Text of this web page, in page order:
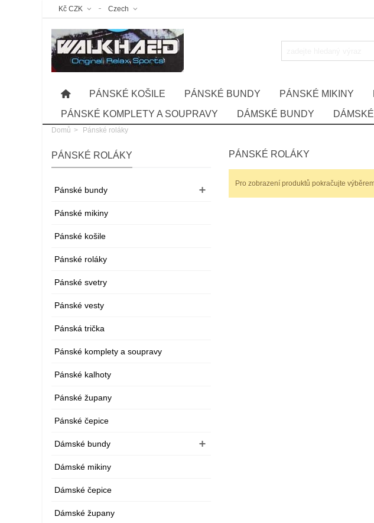
Kč CZK Czech
PÁNSKÉ KOŠILE PÁNSKÉ BUNDY PÁNSKÉ MIKINY
PÁNSKÉ KOMPLETY A SOUPRAVY
DÁMSKÉ BUNDY
Domů > Pánské roláky
PÁNSKÉ ROLÁKY
Pánské bundy
Pánské mikiny
Pánské košile
Pánské roláky
Pánské svetry
Pánské vesty
Pánská trička
Pánské komplety a soupravy
Pánské kalhoty
Pánské župany
Pánské čepice
Dámské bundy
Dámské mikiny
Dámské čepice
Dámské župany
PÁNSKÉ ROLÁKY
Pro zobrazení produktů pokračujte